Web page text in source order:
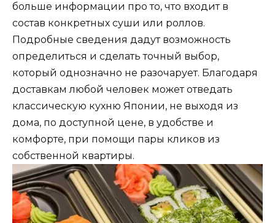
больше информации про то, что входит в
состав конкретных суши или роллов.
Подробные сведения дадут возможность
определиться и сделать точный выбор,
который однозначно не разочарует. Благодаря
доставкам любой человек может отведать
классическую кухню Японии, не выходя из
дома, по доступной цене, в удобстве и
комфорте, при помощи пары кликов из
собственной квартиры.